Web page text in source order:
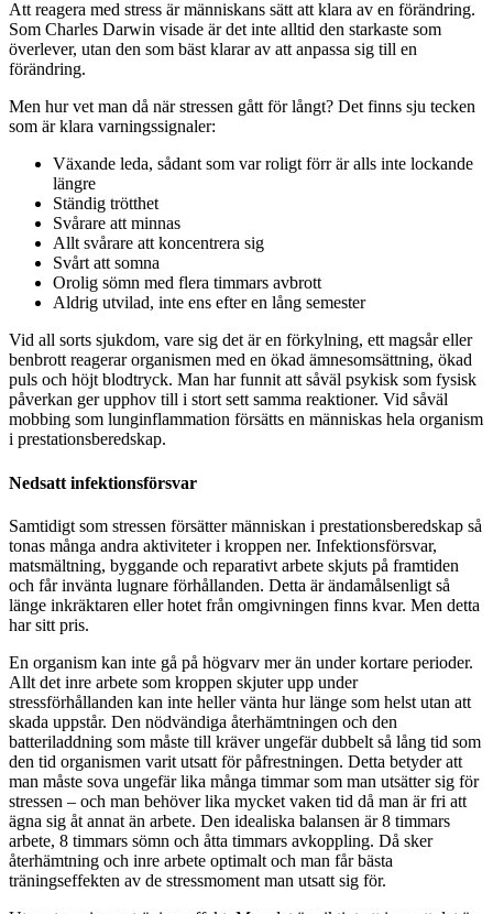
Att reagera med stress är människans sätt att klara av en förändring.
Som Charles Darwin visade är det inte alltid den starkaste som
överlever, utan den som bäst klarar av att anpassa sig till en
förändring.
Men hur vet man då när stressen gått för långt? Det finns sju tecken
som är klara varningssignaler:
Växande leda, sådant som var roligt förr är alls inte lockande
längre
Ständig trötthet
Svårare att minnas
Allt svårare att koncentrera sig
Svårt att somna
Orolig sömn med flera timmars avbrott
Aldrig utvilad, inte ens efter en lång semester
Vid all sorts sjukdom, vare sig det är en förkylning, ett magsår eller
benbrott reagerar organismen med en ökad ämnesomsättning, ökad
puls och höjt blodtryck. Man har funnit att såväl psykisk som fysisk
påverkan ger upphov till i stort sett samma reaktioner. Vid såväl
mobbing som lunginflammation försätts en människas hela organism
i prestationsberedskap.
Nedsatt infektionsförsvar
Samtidigt som stressen försätter människan i prestationsberedskap så
tonas många andra aktiviteter i kroppen ner. Infektionsförsvar,
matsmältning, byggande och reparativt arbete skjuts på framtiden
och får invänta lugnare förhållanden. Detta är ändamålsenligt så
länge inkräktaren eller hotet från omgivningen finns kvar. Men detta
har sitt pris.
En organism kan inte gå på högvarv mer än under kortare perioder.
Allt det inre arbete som kroppen skjuter upp under
stressförhållanden kan inte heller vänta hur länge som helst utan att
skada uppstår. Den nödvändiga återhämtningen och den
batteriladdning som måste till kräver ungefär dubbelt så lång tid som
den tid organismen varit utsatt för påfrestningen. Detta betyder att
man måste sova ungefär lika många timmar som man utsätter sig för
stressen – och man behöver lika mycket vaken tid då man är fri att
ägna sig åt annat än arbete. Den idealiska balansen är 8 timmars
arbete, 8 timmars sömn och åtta timmars avkoppling. Då sker
återhämtning och inre arbete optimalt och man får bästa
träningseffekten av de stressmoment man utsatt sig för.